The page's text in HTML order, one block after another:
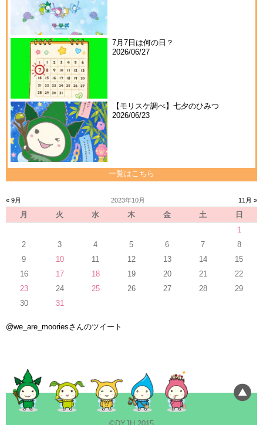
7月7日は何の日？
2026/06/27
【モリスケ調べ】七夕のひみつ
2026/06/23
一覧はこちら
« 9月 2023年10月 11月 »
月 火 水 木 金 土
日
1
2
3 4 5 6 7
8
9
10 11 12 13 14
15
16
17 18 19 20 21
22
23
24 25 26 27 28
29
30
31
@we_are_mooriesさんのツイート